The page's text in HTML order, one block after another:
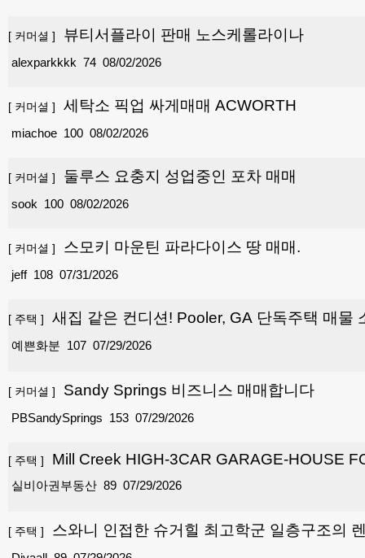
[ 커머셜 ] 뷰티서플라이 판매 노스케롤라이나
74
alexparkkkk 08/02/2026
[ 커머셜 ] 세탁소 픽업 싸게매매 ACWORTH
100
miachoe 08/02/2026
[ 커머셜 ] 둘루스 요충지 성업중인 포차 매매
100
sook 08/02/2026
[ 커머셜 ] 스모키 마운틴 파라다이스 땅 매매.
108
jeff 07/31/2026
[ 주택 ] 새집 같은 컨디션! Pooler, GA 단독주택 매물
107
예쁜화분 07/29/2026
[ 커머셜 ] Sandy Springs 비즈니스 매매합니다
153
PBSandySprings 07/29/2026
[ 주택 ] Mill Creek HIGH-3CAR GARAGE-HOUSE
89
실비아권부동산 07/29/2026
[ 주택 ] 스와니 인접한 슈거힐 최고학군 일층구조의